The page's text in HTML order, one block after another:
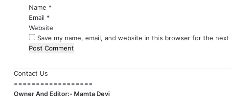
Name *
Email *
Website
Save my name, email, and website in this browser for the next
Contact Us
==================
Owner And Editor:- Mamta Devi